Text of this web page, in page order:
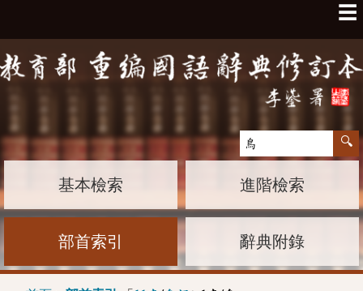
☰
基本檢索 進階檢索
部首索引 辭典附錄